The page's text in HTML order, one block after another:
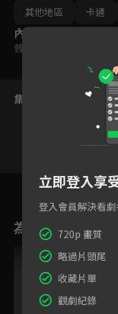
其他地區
卡通
內容標籤
普遍級
集數列表
73 74
為您推薦
立即登入享
登入會員解決看
720p 畫質
略過片頭尾
收藏片單
觀劇紀錄